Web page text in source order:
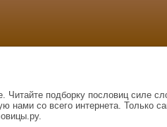
подборку пословиц силе
нами со всего интернета. Только